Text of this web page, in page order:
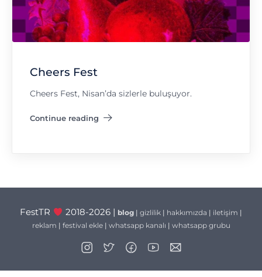
Cheers Fest
Cheers Fest, Nisan’da sizlerle buluşuyor.
Continue reading
"Cheers Fest"
FestTR 2018-2026 | blog| gizlilik| hakkımızda | iletişim |
reklam | festival ekle| whatsapp kanalı | whatsapp grubu